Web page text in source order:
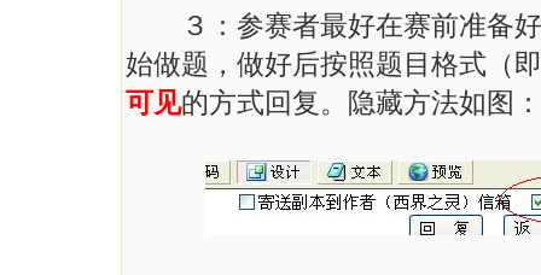
３：参赛者最好在赛前准备好
始做题，做好后按照题目格式（
可见的方式回复。隐藏方法如图：